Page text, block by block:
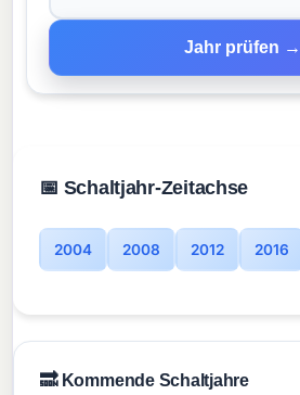
Jahr prüfen →
📅 Schaltjahr-Zeitachse
2004 2008 2012 2016
🔜 Kommende Schaltjahre